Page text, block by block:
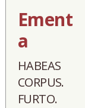
Ement
a
HABEAS
CORPUS.
FURTO.